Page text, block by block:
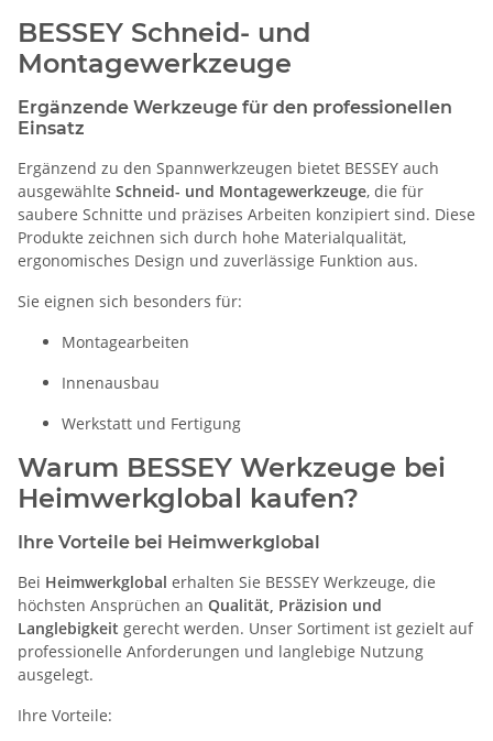
BESSEY Schneid- und
Montagewerkzeuge
Ergänzende Werkzeuge für den professionellen
Einsatz
Ergänzend zu den Spannwerkzeugen bietet BESSEY auch
ausgewählte Schneid- und Montagewerkzeuge, die für
saubere Schnitte und präzises Arbeiten konzipiert sind. Diese
Produkte zeichnen sich durch hohe Materialqualität,
ergonomisches Design und zuverlässige Funktion aus.
Sie eignen sich besonders für:
Montagearbeiten
Innenausbau
Werkstatt und Fertigung
Warum BESSEY Werkzeuge bei
Heimwerkglobal kaufen?
Ihre Vorteile bei Heimwerkglobal
Bei Heimwerkglobal erhalten Sie BESSEY Werkzeuge, die
höchsten Ansprüchen an Qualität, Präzision und
Langlebigkeit gerecht werden. Unser Sortiment ist gezielt auf
professionelle Anforderungen und langlebige Nutzung
ausgelegt.
Ihre Vorteile: